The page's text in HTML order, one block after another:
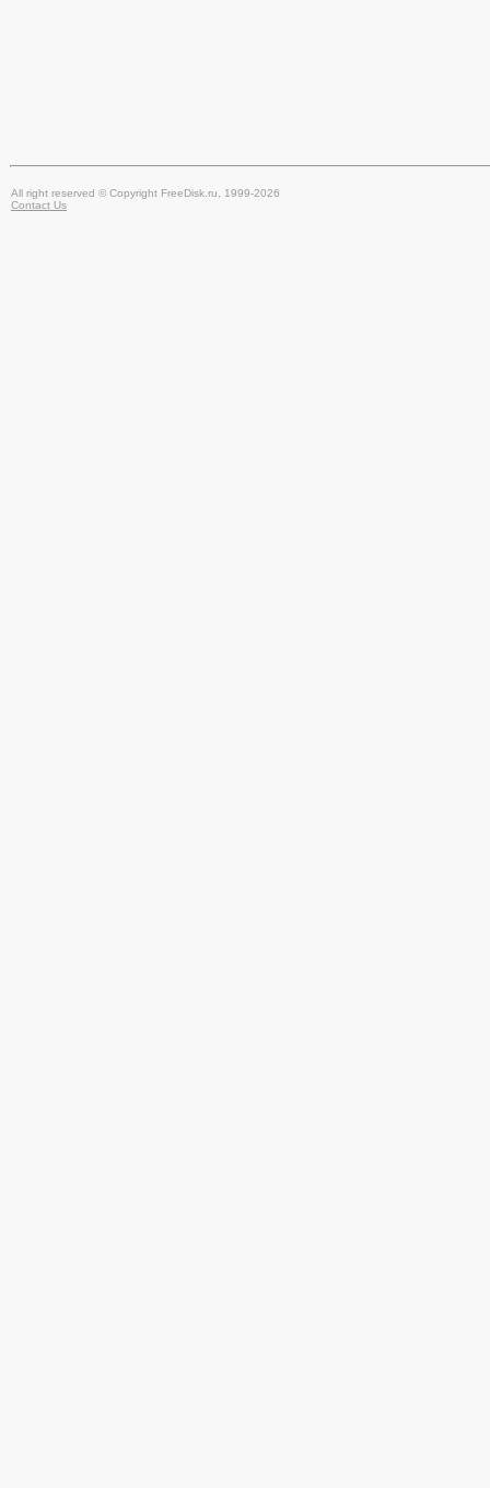
All right reserved © Copyright FreeDisk.ru, 1999-2026
Contact Us